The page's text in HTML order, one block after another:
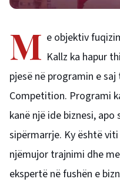
M e objektiv
Kallz ka hapur
pjesë në programin e
Competition. Programi
kanë një ide biznesi, apo
sipërmarrje. Ky është
njëmujor trajnimi dhe
ekspertë në fushën e